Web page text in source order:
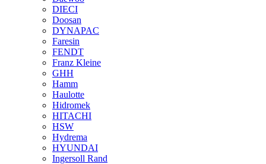
DIECI
Doosan
DYNAPAC
Faresin
FENDT
Franz Kleine
GHH
Hamm
Haulotte
Hidromek
HITACHI
HSW
Hydrema
HYUNDAI
Ingersoll Rand